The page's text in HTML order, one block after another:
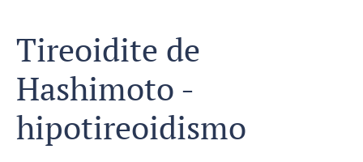
Tireoidite de
Hashimoto -
hipotireoidismo